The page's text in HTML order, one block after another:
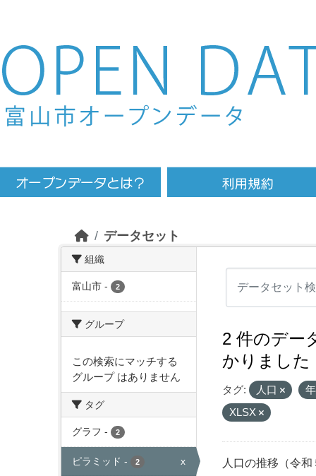
Skip to main content
データセット
組織
富山市 - 2
グループ
この検索にマッチする
グループ はありません
タグ
グラフ - 2
ピラミッド - 2 x
2 件のデー
かりました
タグ: 人口
XLSX
人口の推移（令和